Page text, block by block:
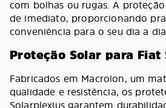
com bolhas ou rugas. A
de imediato, proporcionando
conveniência para o seu dia a
Proteção Solar para Fiat
Fabricados em Macrolon, um
qualidade e resistência, os
Solarplexius garantem